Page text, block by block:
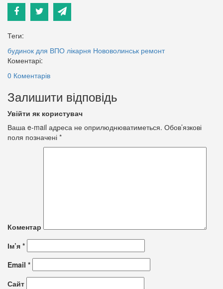
Теги:
будинок для ВПО лікарня Нововолинськ ремонт
Коментарі:
0 Коментарів
Залишити відповідь
Увійти як користувач
Ваша e-mail адреса не оприлюднюватиметься. Обов’язкові
поля позначені *
Коментар
Ім’я *
Email *
Сайт